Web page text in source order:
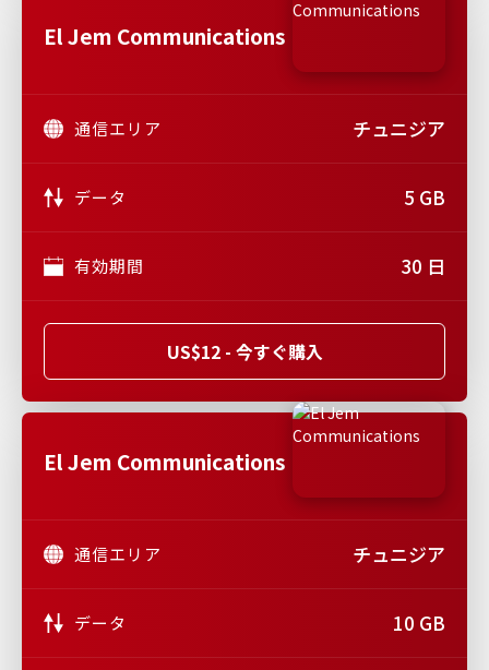
El Jem Communications
通信エリア チュニジア
データ 5 GB
有効期間 30 日
US$12 - 今すぐ購入
El Jem Communications
通信エリア チュニジア
データ 10 GB